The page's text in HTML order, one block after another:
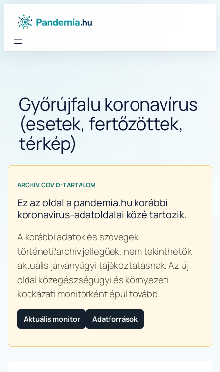
Győrújfalu koronavírus
(esetek, fertőzöttek,
térkép)
ARCHÍV COVID-TARTALOM
Ez az oldal a pandemia.hu korábbi
koronavírus-adatoldalai közé tartozik.
A korábbi adatok és szövegek
történeti/archív jellegűek, nem tekinthetők
aktuális járványügyi tájékoztatásnak. Az új
oldal közegészségügyi és környezeti
kockázati monitorként épül tovább.
Aktuális monitor Adatforrások